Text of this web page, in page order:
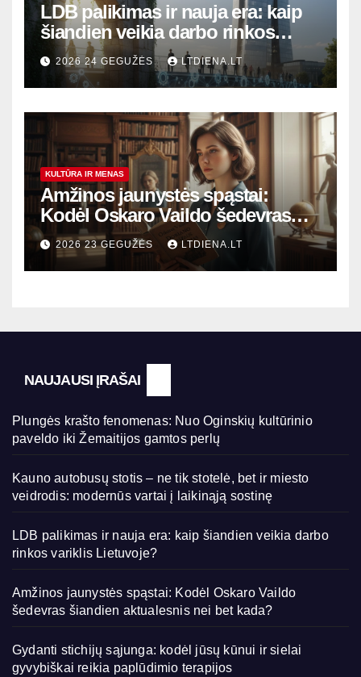
LDB palikimas ir nauja era: kaip
šiandien veikia darbo rinkos
variklis Lietuvoje?
2026 24 GEGUŽĖS LTDIENA.LT
KULTŪRA IR MENAS
Amžinos jaunystės spąstai:
Kodėl Oskaro Vaildo šedevras
šiandien aktualesnis nei bet
kada?
2026 23 GEGUŽĖS LTDIENA.LT
NAUJAUSI ĮRAŠAI
Plungės krašto fenomenas: Nuo Oginskių kultūrinio
paveldo iki Žemaitijos gamtos perlų
Kauno autobusų stotis – ne tik stotelė, bet ir miesto
veidrodis: modernūs vartai į laikinąją sostinę
LDB palikimas ir nauja era: kaip šiandien veikia darbo
rinkos variklis Lietuvoje?
Amžinos jaunystės spąstai: Kodėl Oskaro Vaildo
šedevras šiandien aktualesnis nei bet kada?
Gydanti stichijų sąjunga: kodėl jūsų kūnui ir sielai
gyvybiškai reikia paplūdimio terapijos